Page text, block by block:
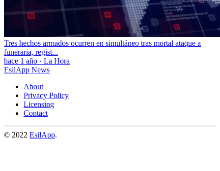
Tres hechos armados ocurren en simultáneo tras mortal ataque a
funeraria, regist...
hace 1 año · La Hora
EsilApp News
About
Privacy Policy
Licensing
Contact
© 2022 EsilApp.